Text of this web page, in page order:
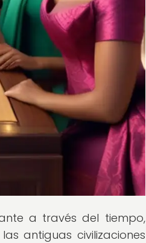
a través del tiempo,
antiguas civilizaciones